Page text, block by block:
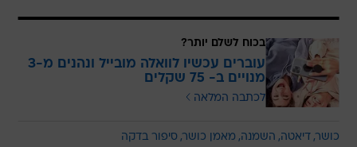
בכוח לשלם יותר?
עוברים עכשיו לוואלה מובייל ונהנים מ-3
מנויים ב- 75 שקלים
לכתבה המלאה
כושר דיאטה השמנה מאמן כושר סיפור בדקה